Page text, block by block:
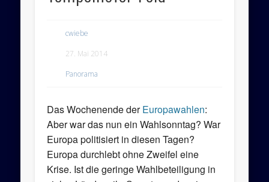
cwiebe
27. Mai 2014
Panorama
Das Wochenende derEuropawahlen:
Aber war das nun ein Wahlsonntag? War
Europa politisiert in diesen Tagen?
Europa durchlebt ohne Zweifel eine
Krise. Ist die geringe Wahlbeteiligung in